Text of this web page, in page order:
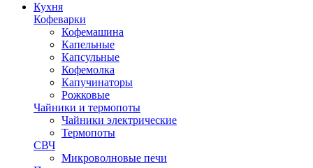
Кухня
Кофеварки
Кофемашина
Капельные
Капсульные
Кофемолка
Капучинаторы
Рожковые
Чайники и термопоты
Чайники электрические
Термопоты
СВЧ
Микроволновые печи